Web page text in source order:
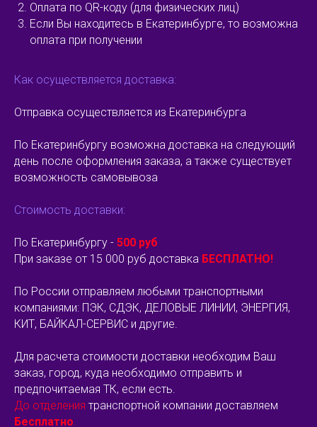
Оплата по QR-коду (для физических лиц)
Если Вы находитесь в Екатеринбурге, то возможна
оплата при получении
Как осуществляется доставка:
Отправка осуществляется из Екатеринбурга
По Екатеринбургу возможна доставка на следующий
день после оформления заказа, а также существует
возможность самовывоза
Стоимость доставки:
По Екатеринбургу - 500 руб
При заказе от 15 000 руб доставка БЕСПЛАТНО!
По России отправляем любыми транспортными
компаниями: ПЭК, СДЭК, ДЕЛОВЫЕ ЛИНИИ, ЭНЕРГИЯ,
КИТ, БАЙКАЛ-СЕРВИС и другие.
Для расчета стоимости доставки необходим Ваш
заказ, город, куда необходимо отправить и
предпочитаемая ТК, если есть.
До отделения транспортной компании доставляем
Бесплатно.